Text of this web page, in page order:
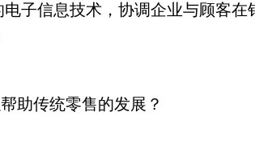
信息技术，协调企业与顾客在
助传统零售的发展？